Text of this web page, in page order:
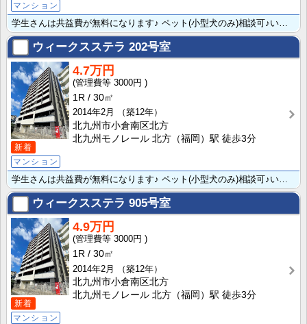
マンション
ウィークスステラ 202号室
新着
マンション
4.7万円
3000円
1R
30㎡
2014年2月
（築12年）
北九州市小倉南区北方
北九州モノレール 北方（福岡）駅 徒歩3分
学生さんは共益費が無料になります♪ ペット(小型犬のみ)相談可♪いつでもあたたかいお風呂が楽しめる追･･･
ウィークスステラ 905号室
新着
マンション
4.9万円
3000円
1R
30㎡
2014年2月
（築12年）
北九州市小倉南区北方
北九州モノレール 北方（福岡）駅 徒歩3分